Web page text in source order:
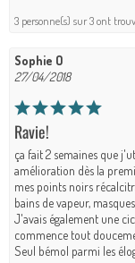
3 personne(s) sur 3 ont
Sophie O
27/04/2018
Ravie!
ça fait 2 semaines que
amélioration dès la
mes points noirs
bains de vapeur,
J'avais également une
commence tout
Seul bémol parmi les